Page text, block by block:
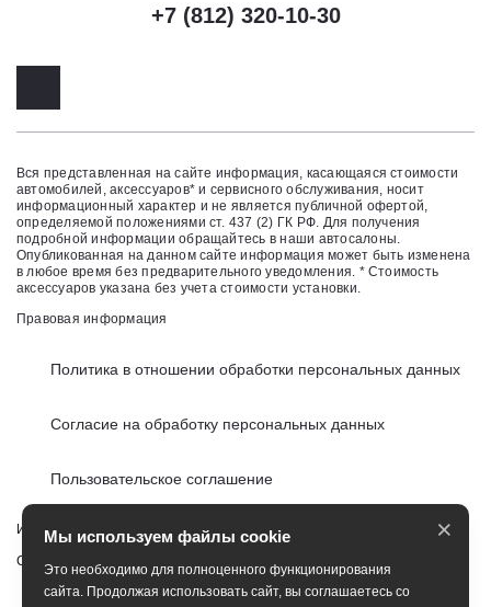
+7 (812) 320-10-30
Вся представленная на сайте информация, касающаяся стоимости
автомобилей, аксессуаров* и сервисного обслуживания, носит
информационный характер и не является публичной офертой,
определяемой положениями ст. 437 (2) ГК РФ. Для получения
подробной информации обращайтесь в наши автосалоны.
Опубликованная на данном сайте информация может быть изменена
в любое время без предварительного уведомления. * Стоимость
аксессуаров указана без учета стоимости установки.
Правовая информация
Политика в отношении обработки персональных данных
Согласие на обработку персональных данных
Пользовательское соглашение
Изменить настройку cookies
Сбросить cookie
Мы используем файлы cookie
Это необходимо для полноценного функционирования
сайта. Продолжая использовать сайт, вы соглашаетесь со
×